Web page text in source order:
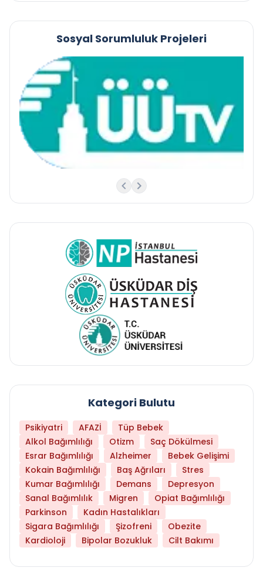
Sosyal Sorumluluk Projeleri
Kategori Bulutu
Psikiyatri AFAZİ
Tüp Bebek
Alkol Bağımlılığı
Otizm
Saç Dökülmesi
Esrar Bağımlılığı
Alzheimer
Bebek Gelişimi
Kokain Bağımlılığı
Baş Ağrıları
Stres
Kumar Bağımlılığı
Demans
Depresyon
Sanal Bağımlılık
Migren
Opiat Bağımlılığı
Parkinson
Kadın Hastalıkları
Sigara Bağımlılığı
Şizofreni
Obezite
Kardioloji
Bipolar Bozukluk Cilt Bakımı